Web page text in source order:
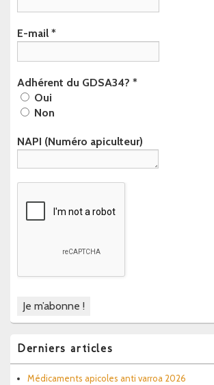
E-mail *
Adhérent du GDSA34? *
Oui
Non
NAPI (Numéro apiculteur)
Derniers articles
Médicaments apicoles anti varroa 2026